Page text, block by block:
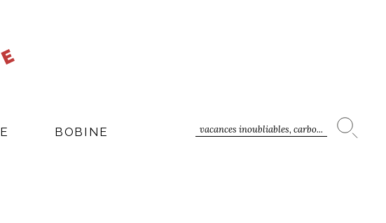
vacances inoubliables, carbo...
BOBINE